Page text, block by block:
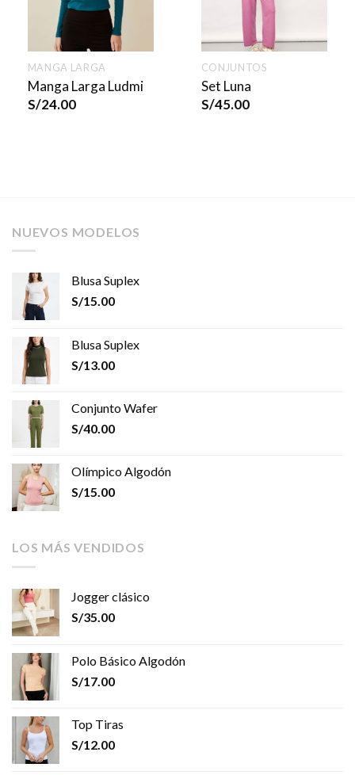
MANGA LARGA
Manga Larga Ludmi
S/24.00
CONJUNTOS
Set Luna
S/45.00
NUEVOS MODELOS
Blusa Suplex
S/15.00
Blusa Suplex
S/13.00
Conjunto Wafer
S/40.00
Olímpico Algodón
S/15.00
LOS MÁS VENDIDOS
Jogger clásico
S/35.00
Polo Básico Algodón
S/17.00
Top Tiras
S/12.00